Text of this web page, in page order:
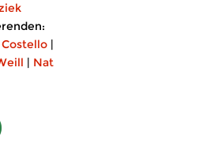
Costello |
| Nat